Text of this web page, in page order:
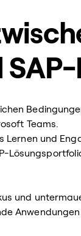
Teams.
und
und
Anwendungen